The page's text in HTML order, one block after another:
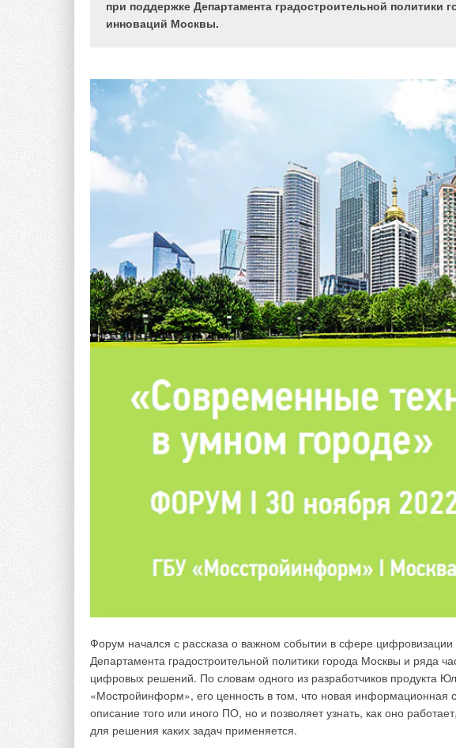
при поддержке Департамента градостроительной политики
инноваций Москвы.
Форум начался с рассказа о важном событии в сфере цифровизации
Департамента градостроительной политики города Москвы и ряда
цифровых решений. По словам одного из разработчиков продукта
«Мостройинформ», его ценность в том, что новая информационная
описание того или иного ПО, но и позволяет узнать, как оно
для решения каких задач применяется.
не обходится без секции, посвящённой ТИМ. С чем это связано?
анонсированы поправки в Постановление Правительства РФ №331, и
будет перейти на ТИМ с 1 июля 2024 года. В-третьих, сегодня для
проектированием, на повестке дня стоит уход из России
Autodesk — и поиск альтернатив его продуктам.
Вадим Ушаков, Группа компаний
Определимся с понятиями: что мы понимаем под BIM и ТИМ и